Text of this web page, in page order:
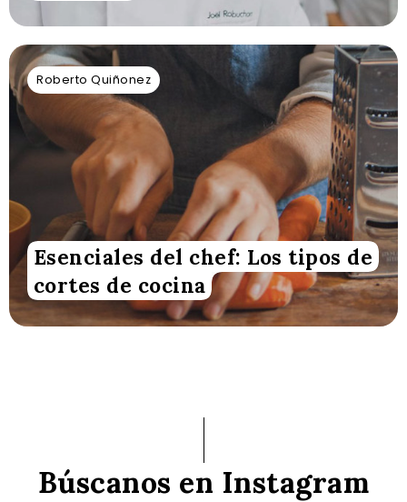
Roberto Quiñonez
Esenciales del chef: Los tipos de
cortes de cocina
Búscanos en Instagram